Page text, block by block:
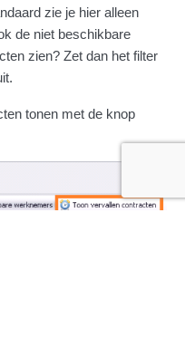
zie je hier alleen
de niet beschikbare
zien? Zet dan het filter
tonen met de knop